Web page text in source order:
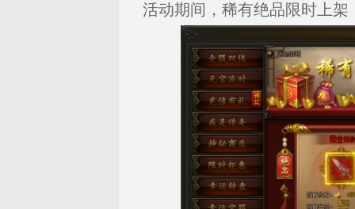
活动期间，稀有绝品限时上